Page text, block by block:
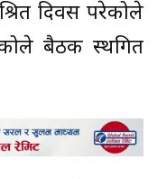
दिवस परेकोले
बैठक स्थगित